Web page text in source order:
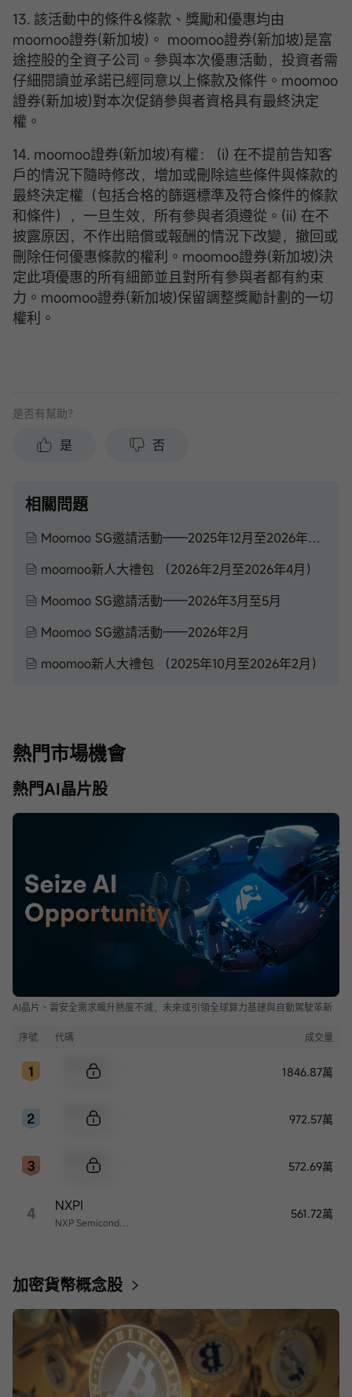
13. 該活動中的條件&條款、獎勵和優惠均由
moomoo證券(新加坡)。 moomoo證券(新加坡)是富
途控股的全資子公司。參與本次優惠活動，投資者需
仔細閱讀並承諾已經同意以上條款及條件。moomoo
證券(新加坡)對本次促銷參與者資格具有最終決定
權。
14. moomoo證券(新加坡)有權： (i) 在不提前告知客
戶的情況下隨時修改，增加或刪除這些條件與條款的
最終決定權（包括合格的篩選標準及符合條件的條款
和條件），一旦生效，所有參與者須遵從。(ii) 在不
披露原因，不作出賠償或報酬的情況下改變，撤回或
刪除任何優惠條款的權利。moomoo證券(新加坡)決
定此項優惠的所有細節並且對所有參與者都有約束
力。moomoo證券(新加坡)保留調整獎勵計劃的一切
權利。
是否有幫助？
是 否
相關問題
Moomoo SG邀請活動——2025年12月至2026年2月
moomoo新人大禮包 （2026年2月至2026年4月）
Moomoo SG邀請活動——2026年3月至5月
Moomoo SG邀請活動——2026年2月
moomoo新人大禮包 （2025年10月至2026年2月）
熱門市場機會
熱門AI晶片股
AI晶片、雲安全需求飆升熱度不減，未來或引領全球算力基建與自動駕駛革新
序號 代碼 成交量
1846.87萬
972.57萬
572.69萬
4 NXPI 561.72萬
加密貨幣概念股